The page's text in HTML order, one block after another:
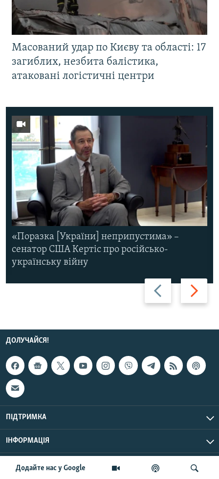
Додайте нас у Google
Масований удар по Києву та області: 17
загиблих, незбита балістика,
атаковані логістичні центри
Назад Вперед
«Поразка [України] неприпустима» –
сенатор США Кертіс про російсько-
українську війну
ДОЛУЧАЙСЯ!
ПІДТРИМКА
ІНФОРМАЦІЯ
© Радіо Свобода, 2026 | Усі права застережено.
UTC+3